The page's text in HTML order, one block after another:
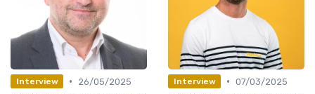
Interview •
26/05/2025
Interview • 07/03/2025